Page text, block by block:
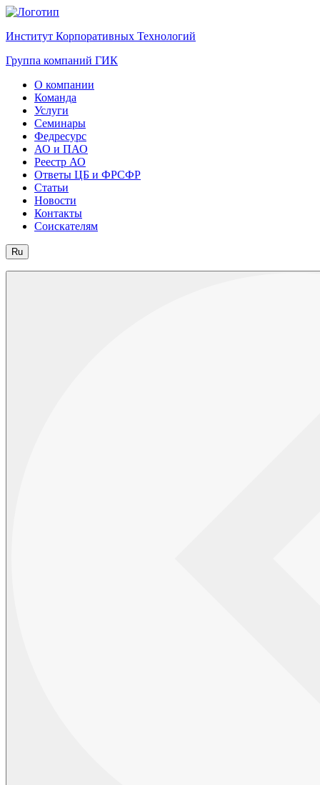
Институт Корпоративных Технологий
Группа компаний ГИК
О компании
Команда
Услуги
Семинары
Федресурс
АО и ПАО
Реестр АО
Ответы ЦБ и ФРСФР
Статьи
Новости
Контакты
Соискателям
Ru